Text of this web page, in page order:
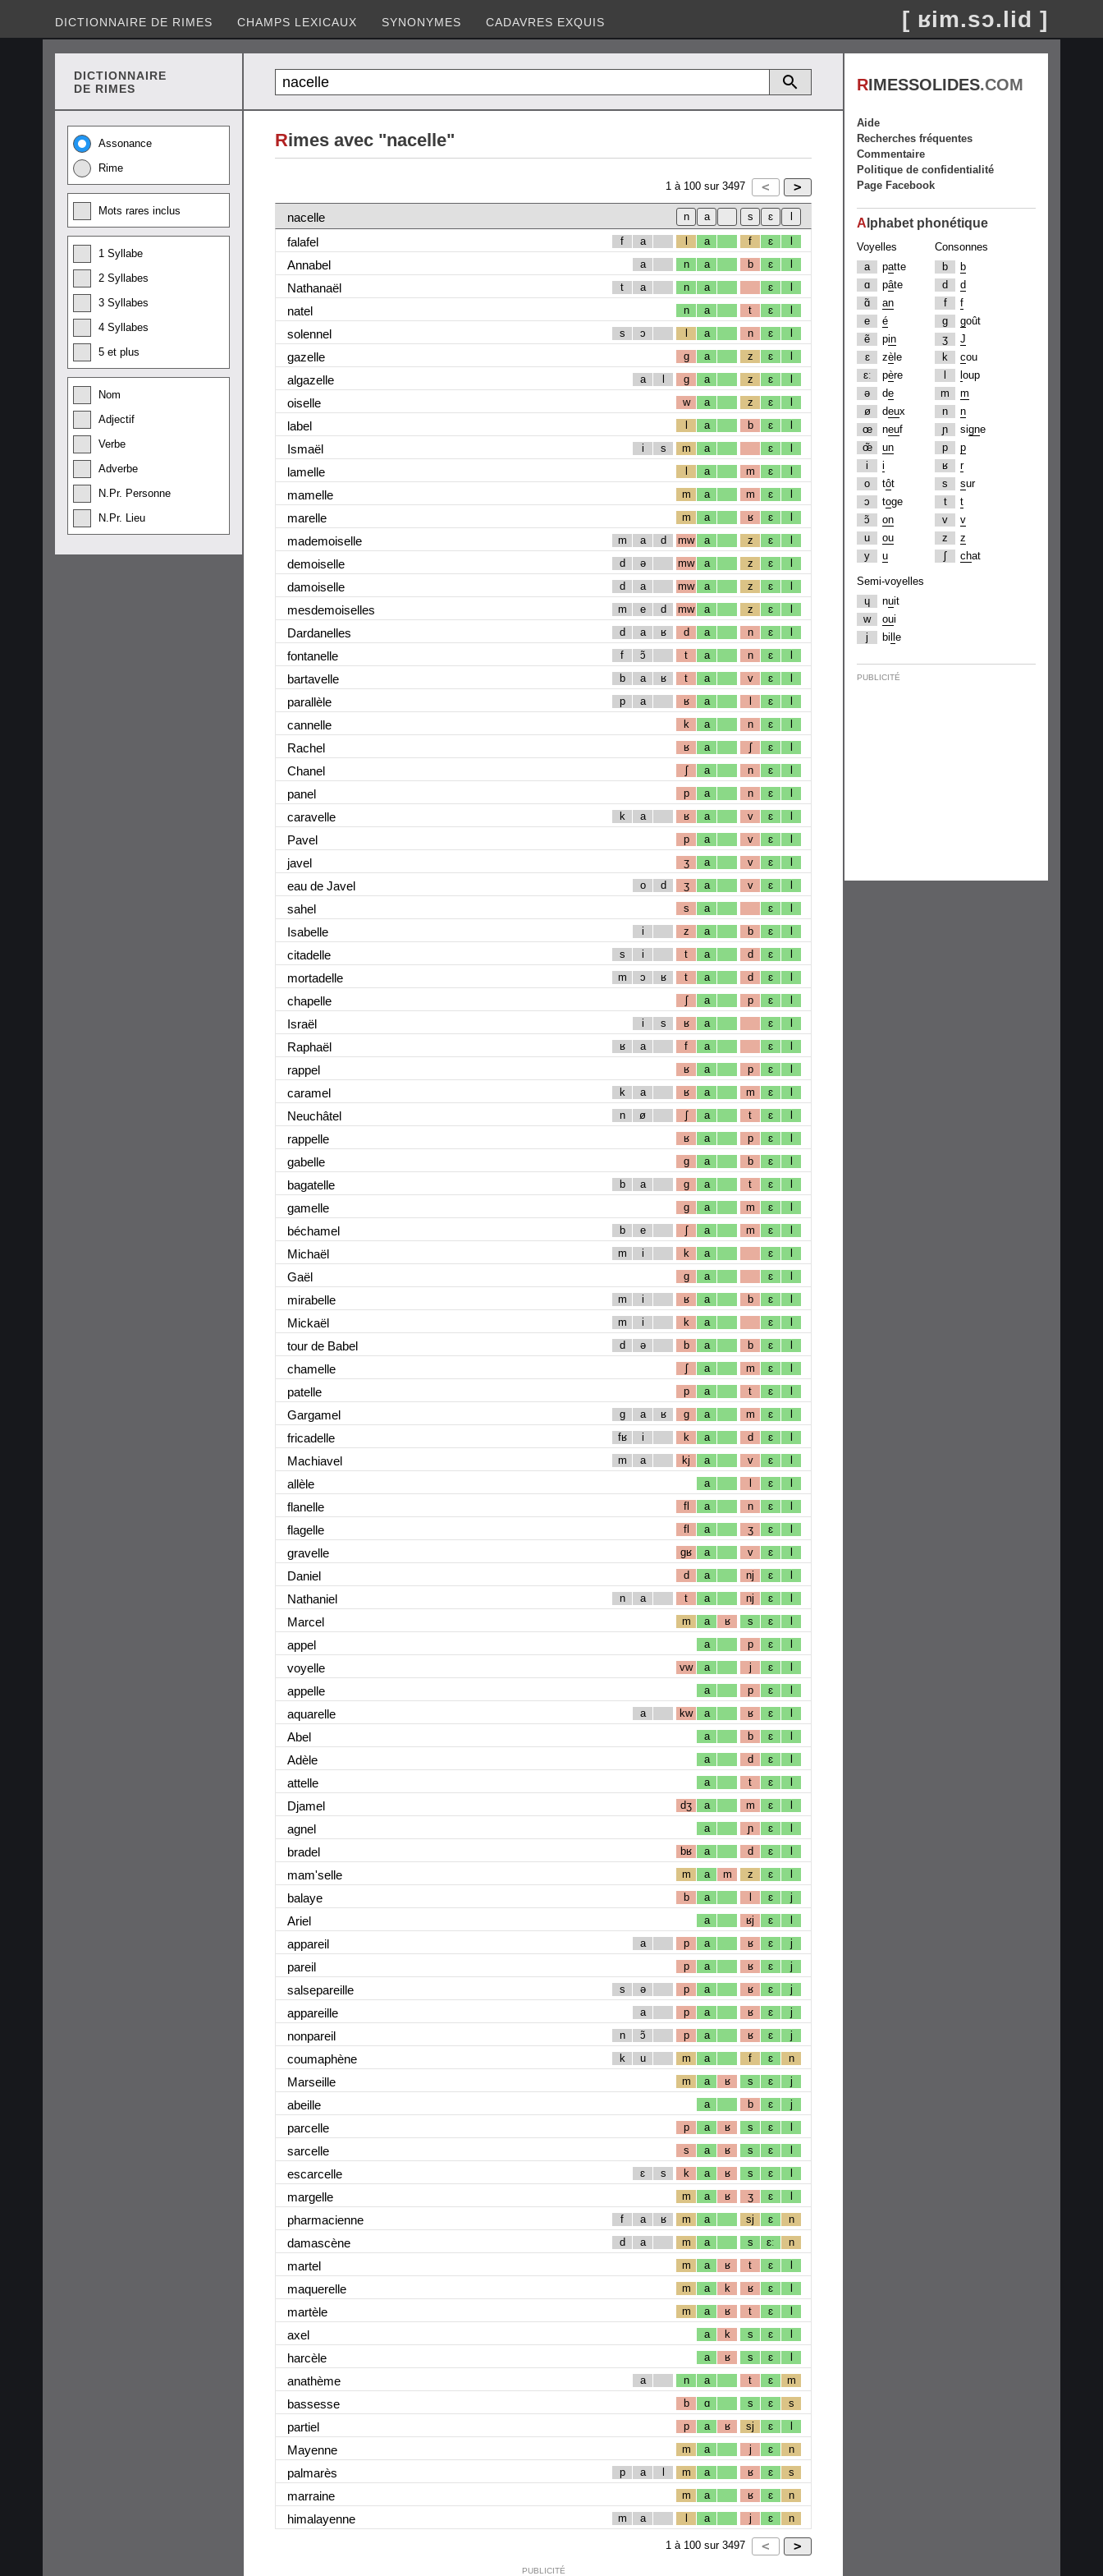
DICTIONNAIRE DE RIMES CHAMPS LEXICAUX SYNONYMES CADAVRES EXQUIS [ ʁim.sɔ.lid ]
DICTIONNAIRE
DE RIMES
Assonance
Rime
Mots rares inclus
1 Syllabe
2 Syllabes
3 Syllabes
4 Syllabes
5 et plus
Nom
Adjectif
Verbe
Adverbe
N.Pr. Personne
N.Pr. Lieu
Rimes avec "nacelle"
1 à 100 sur 3497
nacelle
falafel
f a l a f ɛ l
Annabel a n a b ɛ l
Nathanaël t a n a ɛ l
natel n a t ɛ l
solennel s ɔ l a n ɛ l
gazelle g a z ɛ l
algazelle a l g a z ɛ l
oiselle w a z ɛ l
label l a b ɛ l
Ismaël i s m a ɛ l
lamelle l a m ɛ l
mamelle m a m ɛ l
marelle m a ʁ ɛ l
mademoiselle m a d mw a z ɛ l
demoiselle d ə mw a z ɛ l
damoiselle d a mw a z ɛ l
mesdemoiselles m e d mw a z ɛ l
Dardanelles d a ʁ d a n ɛ l
fontanelle f ɔ̃ t a n ɛ l
bartavelle b a ʁ t a v ɛ l
parallèle p a ʁ a l ɛ l
cannelle k a n ɛ l
Rachel ʁ a ʃ ɛ l
Chanel ʃ a n ɛ l
panel p a n ɛ l
caravelle k a ʁ a v ɛ l
Pavel p a v ɛ l
javel ʒ a v ɛ l
eau de Javel o d ʒ a v ɛ l
sahel s a ɛ l
Isabelle i z a b ɛ l
citadelle s i t a d ɛ l
mortadelle m ɔ ʁ t a d ɛ l
chapelle ʃ a p ɛ l
Israël i s ʁ a ɛ l
Raphaël ʁ a f a ɛ l
rappel ʁ a p ɛ l
caramel k a ʁ a m ɛ l
Neuchâtel n ø ʃ a t ɛ l
rappelle ʁ a p ɛ l
gabelle g a b ɛ l
bagatelle b a g a t ɛ l
gamelle g a m ɛ l
béchamel b e ʃ a m ɛ l
Michaël m i k a ɛ l
Gaël g a ɛ l
mirabelle m i ʁ a b ɛ l
Mickaël m i k a ɛ l
tour de Babel d ə b a b ɛ l
chamelle ʃ a m ɛ l
patelle p a t ɛ l
Gargamel g a ʁ g a m ɛ l
fricadelle fʁ i k a d ɛ l
Machiavel m a kj a v ɛ l
allèle a l ɛ l
flanelle fl a n ɛ l
flagelle fl a ʒ ɛ l
gravelle gʁ a v ɛ l
Daniel d a nj ɛ l
Nathaniel n a t a nj ɛ l
Marcel m a ʁ s ɛ l
appel a p ɛ l
voyelle vw a j ɛ l
appelle a p ɛ l
aquarelle a kw a ʁ ɛ l
Abel a b ɛ l
Adèle a d ɛ l
attelle a t ɛ l
Djamel dʒ a m ɛ l
agnel a ɲ ɛ l
bradel bʁ a d ɛ l
mam'selle m a m z ɛ l
balaye b a l ɛ j
Ariel a ʁj ɛ l
appareil a p a ʁ ɛ j
pareil p a ʁ ɛ j
salsepareille s ə p a ʁ ɛ j
appareille a p a ʁ ɛ j
nonpareil n ɔ̃ p a ʁ ɛ j
coumaphène k u m a f ɛ n
Marseille m a ʁ s ɛ j
abeille a b ɛ j
parcelle p a ʁ s ɛ l
sarcelle s a ʁ s ɛ l
escarcelle ɛ s k a ʁ s ɛ l
margelle m a ʁ ʒ ɛ l
pharmacienne f a ʁ m a sj ɛ n
damascène d a m a s ɛː n
martel m a ʁ t ɛ l
maquerelle m a k ʁ ɛ l
martèle m a ʁ t ɛ l
axel a k s ɛ l
harcèle a ʁ s ɛ l
anathème a n a t ɛ m
bassesse b ɑ s ɛ s
partiel p a ʁ sj ɛ l
Mayenne m a j ɛ n
palmarès p a l m a ʁ ɛ s
marraine m a ʁ ɛ n
himalayenne m a l a j ɛ n
1 à 100 sur 3497
PUBLICITÉ
RIMESSOLIDES.COM
Aide
Recherches fréquentes
Commentaire
Politique de confidentialité
Page Facebook
A lphabet phonétique
Voyelles
a
patte
ɑ
pâte
ɑ̃
an
e
é
ẽ
pin
ɛ
zè le
ɛː
père
ə
de
ø
deux
œ
neuf
œ̃
un
i
i
o
tôt
ɔ
toge
ɔ̃
on
u
ou
y
u
Consonnes
b
b
d
d
f
f
g
goût
ʒ
J
k
cou
oup
m
m
n
n
ɲ
signe
p
p
ʁ
r
s
sur
t
t
v
v
z
z
ʃ
chat
Semi-voyelles
ɥ
nuit
w
oui
j
bi e
PUBLICITÉ